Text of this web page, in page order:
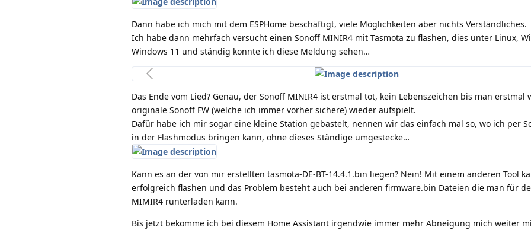
Dann habe ich mich mit dem ESPHome beschäftigt, viele Möglichkeiten aber nichts Verständliches.
Ich habe dann mehrfach versucht einen Sonoff MINIR4 mit Tasmota zu flashen, dies unter Linux,
Windows 11 und ständig konnte ich diese Meldung sehen…
Das Ende vom Lied? Genau, der Sonoff MINIR4 ist erstmal tot, kein Lebenszeichen bis man erstmal
originale Sonoff FW (welche ich immer vorher sichere) wieder aufspielt.
Dafür habe ich mir sogar eine kleine Station gebastelt, nennen wir das einfach mal so, wo ich per
in der Flashmodus bringen kann, ohne dieses Ständige umgestecke…
Kann es an der von mir erstellten tasmota-DE-BT-14.4.1.bin liegen? Nein! Mit einem anderen Tool
erfolgreich flashen und das Problem besteht auch bei anderen firmware.bin Dateien die man für
MIMIR4 runterladen kann.
Bis jetzt bekomme ich bei diesem Home Assistant irgendwie immer mehr Abneigung mich weiter